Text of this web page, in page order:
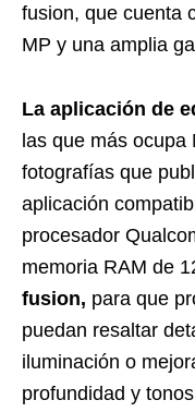
fusion, que cuenta
MP y una amplia
La aplicación de
las que más ocupa
fotografías que
aplicación
procesador
memoria RAM de
fusion, para que
puedan resaltar
iluminación o
profundidad y